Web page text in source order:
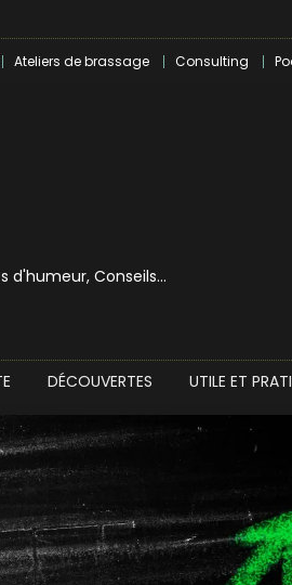
Ateliers de brassage Consulting
d'humeur, Conseils…
DÉCOUVERTES UTILE ET